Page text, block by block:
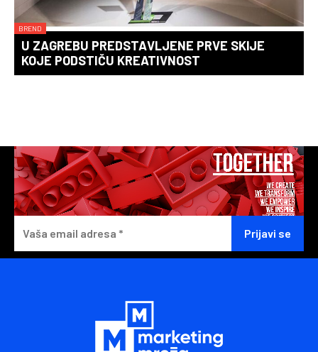
BREND
U ZAGREBU PREDSTAVLJENE PRVE SKIJE
KOJE PODSTIČU KREATIVNOST